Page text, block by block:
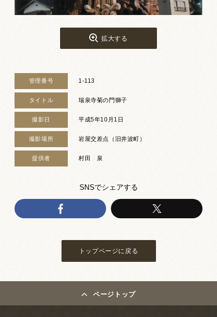
市内団体の方
拡大する
管理番号 1-113
タイトル 瑞泉寺菊の門獅子
撮影日 平成5年10月1日
撮影場所 岩屋交差点（旧井波町）
提供者 村田 泉
SNSでシェアする
トップページに戻る
ページトップ